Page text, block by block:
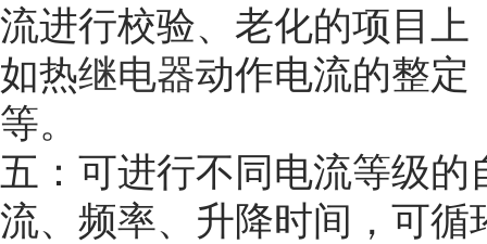
流进行校验、老化的项目
如热继电器动作电流的整定
等。
五：可进行不同电流等级
流、频率、升降时间，